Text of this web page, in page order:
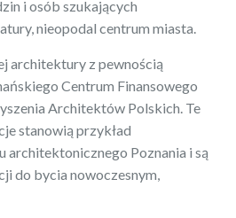
i osób szukających
nieopodal centrum miasta.
architektury z pewnością
Centrum Finansowego
Architektów Polskich. Te
stanowią przykład
architektonicznego Poznania i są
do bycia nowoczesnym,